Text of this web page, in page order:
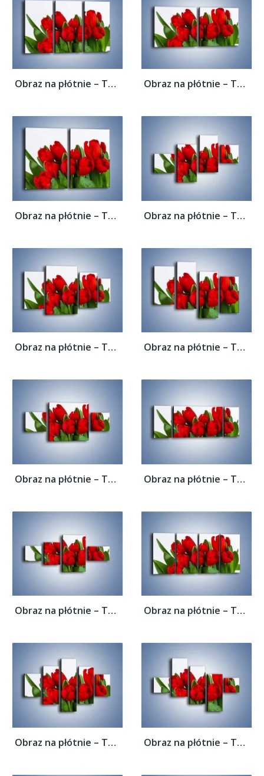
Obraz na płótnie – Tulipany na dzień... Obraz na płótnie – Tulipany na dzień...
Obraz na płótnie – Tulipany na dzień... Obraz na płótnie – Tulipany na dzień...
Obraz na płótnie – Tulipany na dzień... Obraz na płótnie – Tulipany na dzień...
Obraz na płótnie – Tulipany na dzień... Obraz na płótnie – Tulipany na dzień...
Obraz na płótnie – Tulipany na dzień... Obraz na płótnie – Tulipany na dzień...
Obraz na płótnie – Tulipany na dzień... Obraz na płótnie – Tulipany na dzień...